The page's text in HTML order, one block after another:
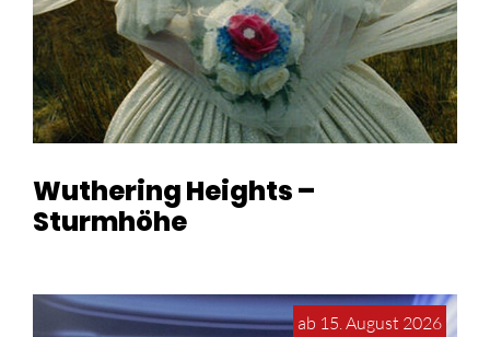
Wuthering Heights –
Sturmhöhe
ab 15. August 2026